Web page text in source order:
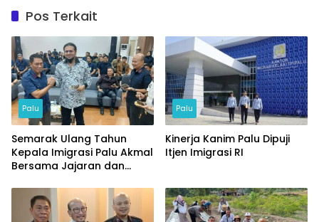
Pos Terkait
Palu
Semarak Ulang Tahun
Kepala Imigrasi Palu Akmal
Bersama Jajaran dan
Palu
Kinerja Kanim Palu Dipuji
Itjen Imigrasi RI